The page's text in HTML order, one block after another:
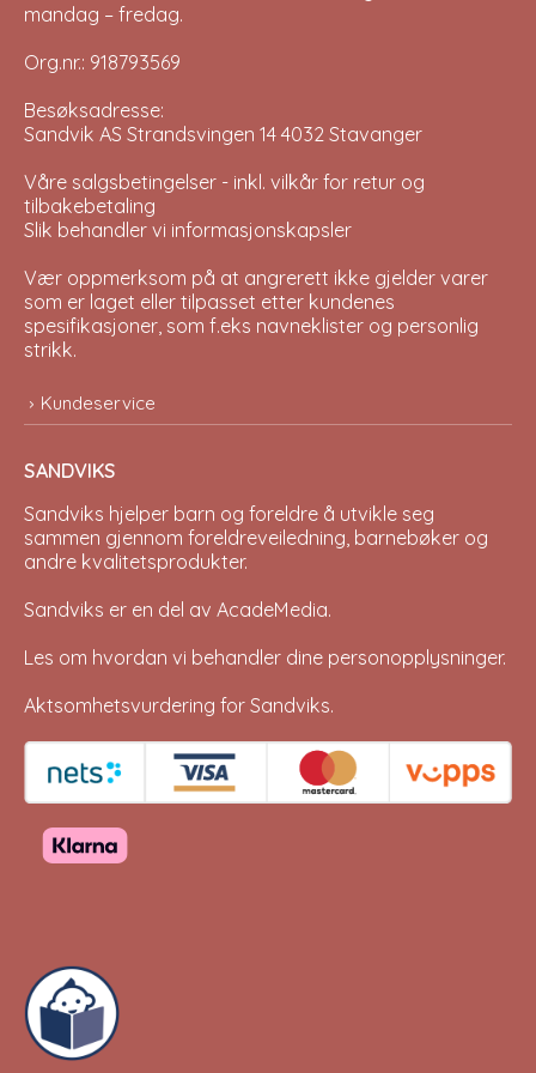
mandag – fredag.
Org.nr.: 918793569
Besøksadresse:
Sandvik AS Strandsvingen 14 4032 Stavanger
Våre salgsbetingelser - inkl. vilkår for retur og
tilbakebetaling
Slik behandler vi informasjonskapsler
Vær oppmerksom på at angrerett ikke gjelder varer
som er laget eller tilpasset etter kundenes
spesifikasjoner, som f.eks navneklister og personlig
strikk.
Kundeservice
SANDVIKS
Sandviks hjelper barn og foreldre å utvikle seg
sammen gjennom foreldreveiledning, barnebøker og
andre kvalitetsprodukter.
Sandviks er en del av AcadeMedia.
Les om hvordan vi behandler dine personopplysninger.
Aktsomhetsvurdering for Sandviks.